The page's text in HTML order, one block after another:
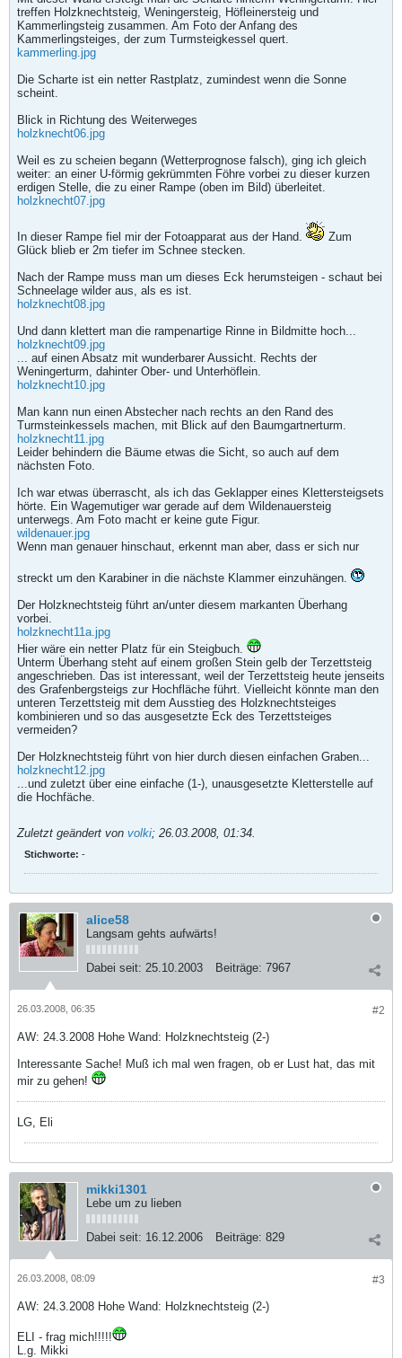
treffen Holzknechtsteig, Weningersteig, Höfleinersteig und
Kammerlingsteig zusammen. Am Foto der Anfang des
Kammerlingsteiges, der zum Turmsteigkessel quert.
kammerling.jpg
Die Scharte ist ein netter Rastplatz, zumindest wenn die Sonne
scheint.
Blick in Richtung des Weiterweges
holzknecht06.jpg
Weil es zu scheien begann (Wetterprognose falsch), ging ich gleich
weiter: an einer U-förmig gekrümmten Föhre vorbei zu dieser kurzen
erdigen Stelle, die zu einer Rampe (oben im Bild) überleitet.
holzknecht07.jpg
In dieser Rampe fiel mir der Fotoapparat aus der Hand.
Zum
Glück blieb er 2m tiefer im Schnee stecken.
Nach der Rampe muss man um dieses Eck herumsteigen - schaut bei
Schneelage wilder aus, als es ist.
holzknecht08.jpg
Und dann klettert man die rampenartige Rinne in Bildmitte hoch...
holzknecht09.jpg
... auf einen Absatz mit wunderbarer Aussicht. Rechts der
Weningerturm, dahinter Ober- und Unterhöflein.
holzknecht10.jpg
Man kann nun einen Abstecher nach rechts an den Rand des
Turmsteinkessels machen, mit Blick auf den Baumgartnerturm.
holzknecht11.jpg
Leider behindern die Bäume etwas die Sicht, so auch auf dem
nächsten Foto.
Ich war etwas überrascht, als ich das Geklapper eines Klettersteigsets
hörte. Ein Wagemutiger war gerade auf dem Wildenauersteig
unterwegs. Am Foto macht er keine gute Figur.
wildenauer.jpg
Wenn man genauer hinschaut, erkennt man aber, dass er sich nur
streckt um den Karabiner in die nächste Klammer einzuhängen.
Der Holzknechtsteig führt an/unter diesem markanten Überhang
vorbei.
holzknecht11a.jpg
Hier wäre ein netter Platz für ein Steigbuch.
Unterm Überhang steht auf einem großen Stein gelb der Terzettsteig
angeschrieben. Das ist interessant, weil der Terzettsteig heute jenseits
des Grafenbergsteigs zur Hochfläche führt. Vielleicht könnte man den
unteren Terzettsteig mit dem Ausstieg des Holzknechtsteiges
kombinieren und so das ausgesetzte Eck des Terzettsteiges
vermeiden?
Der Holzknechtsteig führt von hier durch diesen einfachen Graben...
holzknecht12.jpg
...und zuletzt über eine einfache (1-), unausgesetzte Kletterstelle auf
die Hochfäche.
Zuletzt geändert von volki; 26.03.2008, 01:34.
Stichworte: -
alice58
Langsam gehts aufwärts!
Dabei seit: 25.10.2003 Beiträge: 7967
#2
26.03.2008, 06:35
AW: 24.3.2008 Hohe Wand: Holzknechtsteig (2-)
Interessante Sache! Muß ich mal wen fragen, ob er Lust hat, das mit
mir zu gehen!
LG, Eli
mikki1301
Lebe um zu lieben
Dabei seit: 16.12.2006 Beiträge: 829
#3
26.03.2008, 08:09
AW: 24.3.2008 Hohe Wand: Holzknechtsteig (2-)
ELI - frag mich!!!!!
L.g. Mikki